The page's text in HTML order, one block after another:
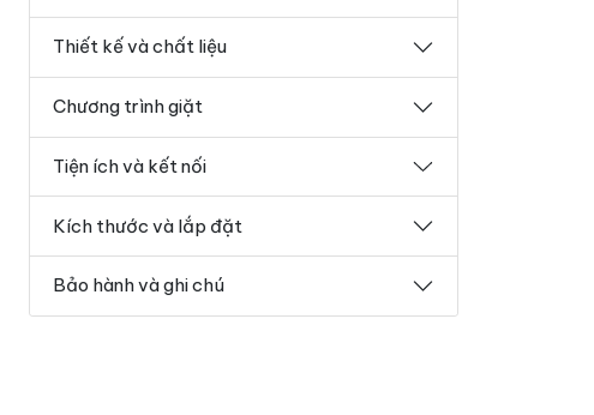
Thiết kế và chất liệu
Chương trình giặt
Tiện ích và kết nối
Kích thước và lắp đặt
Bảo hành và ghi chú